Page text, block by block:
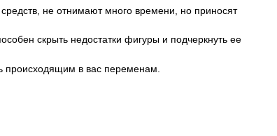
не отнимают много времени, но приносят
скрыть недостатки фигуры и подчеркнуть ее
происходящим в вас переменам.